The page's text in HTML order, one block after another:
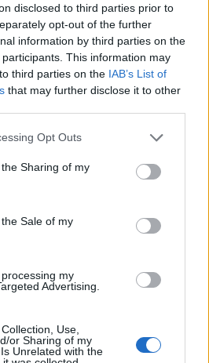
disclosed to third parties prior to
opt-out of the further
information by third parties on the
participants. This information may
third parties on the IAB’s List of
that may further disclose it to other
Opt Outs
Sharing of my
Sale of my
my
Advertising.
Use,
or Sharing of my
Unrelated with the
el modelo exacto que llevas y si
Aparte tienes la botonera para
si son sline tienes abajo, aparte de la